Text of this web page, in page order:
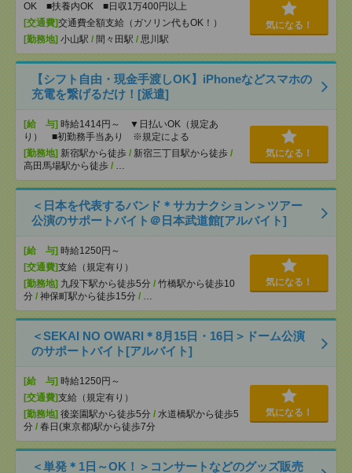
OK ■扶養内OK ■日収1万400円以上
[交通費]交通費全額支給（ガソリン代もOK！）
[勤務地] 小山駅 / 間々田駅 / 思川駅
気になる！
【シフト自由・現金手渡しOK】iPhoneなどスマホの
充電を繋げるだけ！[派遣]
[給 与] 時給1414円～ ▼日払いOK（規定あ
り） ■初勤務手当あり ※規定による
[勤務地] 新宿駅から徒歩 / 新宿三丁目駅から徒歩 /
高田馬場駅から徒歩 / …
気になる！
＜日本を代表するバンド＊サカナクション＞ツアー
公演のサポートバイト＠日本武道館[アルバイト]
[給 与] 時給1250円～
[交通費]支給（規定有り）
[勤務地] 九段下駅から徒歩5分 / 竹橋駅から徒歩10
分 / 神保町駅から徒歩15分 / …
気になる！
＜SEKAI NO OWARI＊8月15日・16日＞ドーム公演
のサポートバイト[アルバイト]
[給 与] 時給1250円～
[交通費]支給（規定有り）
[勤務地] 後楽園駅から徒歩5分 / 水道橋駅から徒歩5
分 / 春日(東京都)駅から徒歩7分
気になる！
＜単発＊1日～OK！＞コンサートなどのグッズ販売